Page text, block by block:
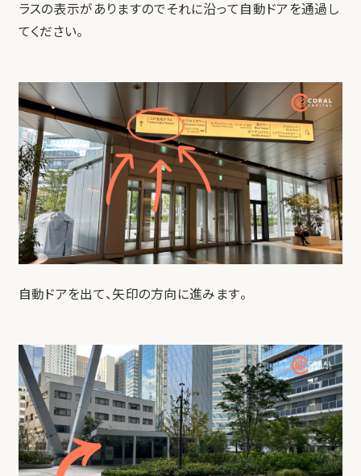
ラスの表示がありますのでそれに沿って自動ドアを通過し
てください。
自動ドアを出て、矢印の方向に進みます。